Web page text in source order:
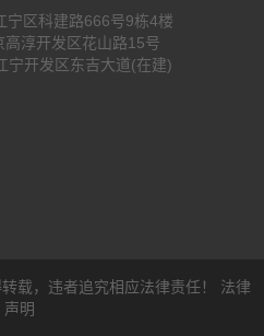
宁区科建路666号9栋4楼
高淳开发区花山路15号
宁开发区东吉大道(在建)
载，违者追究相应法律责任！ 法律
声明